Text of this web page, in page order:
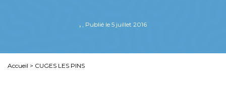
, , Publié le 5 juillet 2016
Accueil > CUGES LES PINS